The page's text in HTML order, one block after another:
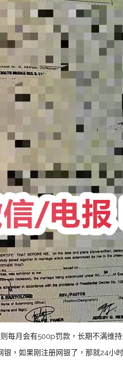
每月会有500p罚款，长期不满维
，如果刚注册网银了，那就24小